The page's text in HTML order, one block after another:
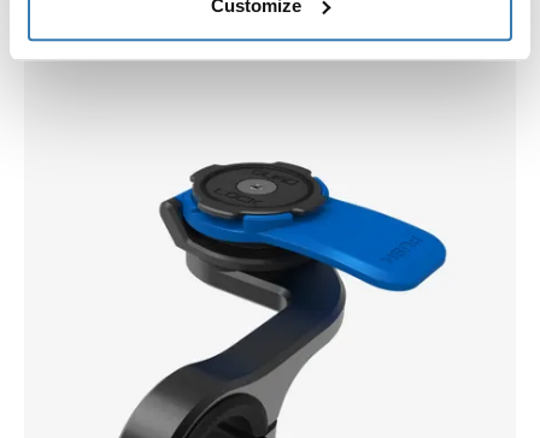
Customize